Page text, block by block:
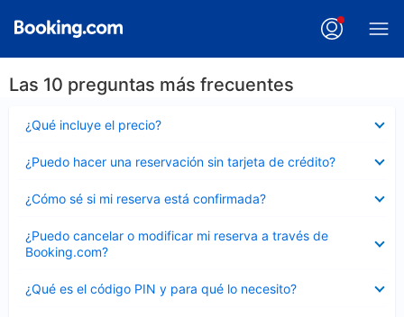
Las 10 preguntas más frecuentes
¿Qué incluye el precio?
cerrado
¿Puedo hacer una reservación sin tarjeta de crédito?
cerrado
¿Cómo sé si mi reserva está confirmada?
cerrado
¿Puedo cancelar o modificar mi reserva a través de
Booking.com?
cerrado
¿Qué es el código PIN y para qué lo necesito?
cerrado